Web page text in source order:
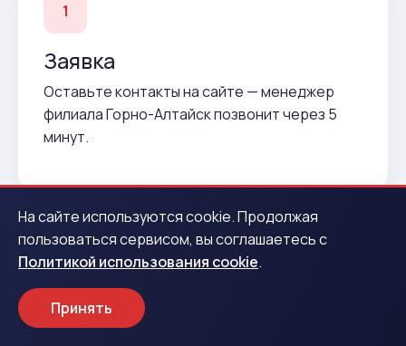
1
Заявка
Оставьте контакты на сайте — менеджер
филиала Горно-Алтайск позвонит через 5
минут.
2
Подтверждение
На сайте используются cookie. Продолжая
пользоваться сервисом, вы соглашаетесь с
Политикой использования cookie.
Принять